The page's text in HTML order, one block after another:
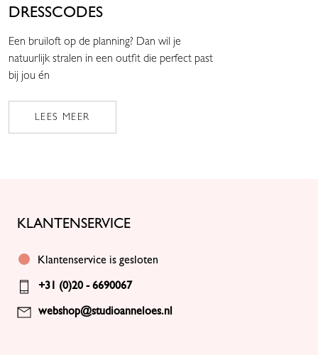
DRESSCODES
Een bruiloft op de planning? Dan wil je
natuurlijk stralen in een outfit die perfect past
bij jou én
LEES MEER
KLANTENSERVICE
Klantenservice is gesloten
+31 (0)20 - 6690067
webshop@studioanneloes.nl